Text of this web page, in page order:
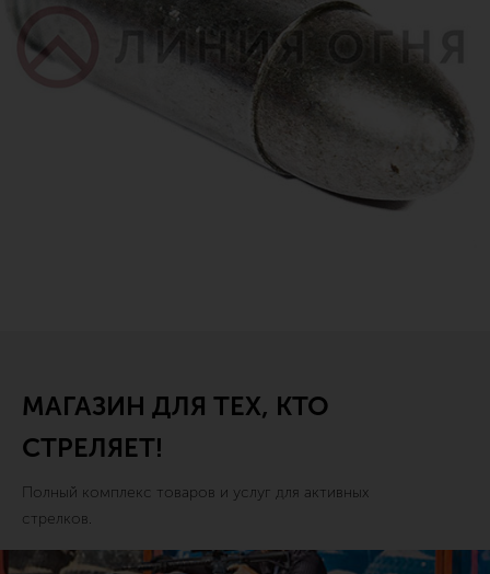
МАГАЗИН ДЛЯ ТЕХ, КТО
СТРЕЛЯЕТ!
Полный комплекс товаров и услуг для активных
стрелков.